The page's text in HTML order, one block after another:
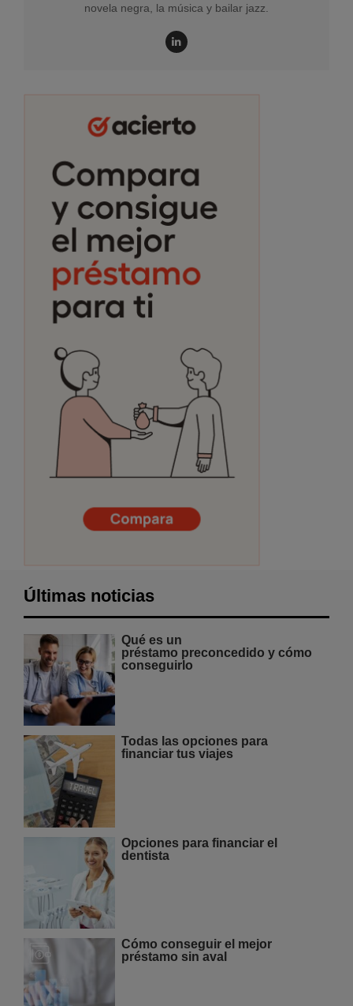
novela negra, la música y bailar jazz.
Últimas noticias
Qué es un
préstamo preconcedido y cómo
conseguirlo
Todas las opciones para
financiar tus viajes
Opciones para financiar el
dentista
Cómo conseguir el mejor
préstamo sin aval